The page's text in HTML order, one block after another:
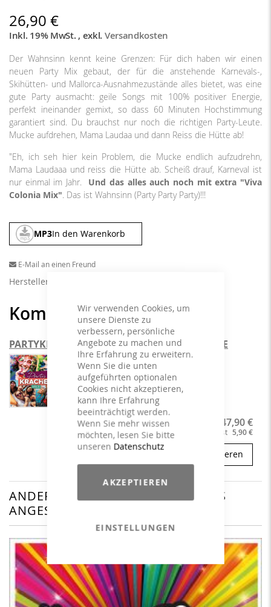
Wir verwenden Cookies, um
unsere Dienste zu
verbessern, persönliche
Angebote zu machen und
Ihre Erfahrung zu erweitern.
Wenn Sie die unten
aufgeführten optionalen
Cookies nicht akzeptieren,
kann Ihre Erfahrung
beeinträchtigt werden.
Wenn Sie mehr wissen
möchten, lesen Sie bitte
unseren Datenschutz
AKZEPTIEREN
EINSTELLUNGEN
26,90 €
Inkl. 19% MwSt., exkl. Versandkosten
Der Wahnsinn kennt keine Grenzen: Für dich haben wir einen
neuen Party Mix gebaut, der für die anstehende Karnevals-,
Skihütten- und Mallorca-Ausnahmezustände alles bietet, was eine
gute Party ausmacht: geile Songs mit 100% positiver Energie,
perfekt ineinander gemixt, so dass 60 Minuten Hochstimmung
garantiert sind. Du brauchst nur noch die richtigen Party-Leute.
Mucke aufdrehen, Mama Laudaa und dann Reiss die Hütte ab!
"Eh, ich seh hier kein Problem, die Mucke endlich aufzudrehn,
Mama Laudaaa und reiss die Hütte ab. Scheiß drauf, Karneval ist
nur einmal im Jahr. Und das alles auch noch mit extra "Viva
Colonia Mix". Das ist Wahnsinn (Party Party Party)!!!
MP3In den Warenkorb
E-Mail an einen Freund
Herstellerangaben
Kombinieren und sparen
PARTYKRACHER VOL. 3 & REGENBOGENFARBE
Zusammen kaufen für 47,90 €
Du sparst 5,90 €
konfigurieren
ANDERE KUNDEN HABEN SICH DAS
ANGESEHEN